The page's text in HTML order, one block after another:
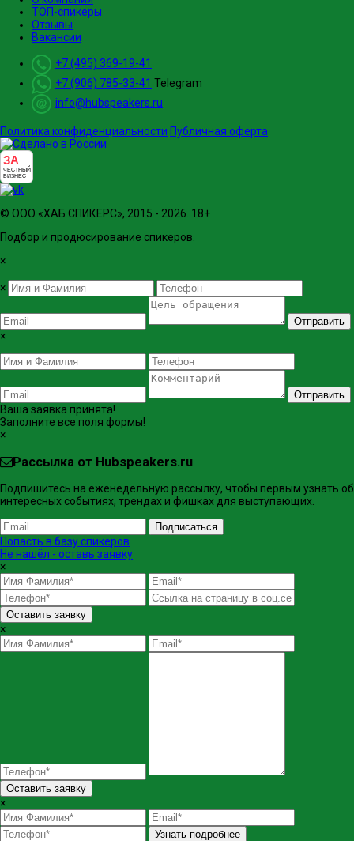
ТОП-спикеры
Отзывы
Вакансии
+7 (495) 369-19-41
+7 (906) 785-33-41 Telegram
info@hubspeakers.ru
Политика конфиденциальности Публичная оферта
ЗА
ЧЕСТНЫЙ
БИЗНЕС
© ООО «ХАБ СПИКЕРС», 2015 - 2026. 18+
Подбор и продюсирование спикеров.
×
×
Отправить
×
Отправить
Ваша заявка принята!
Заполните все поля формы!
×
Рассылка от Hubspeakers.ru
Подпишитесь на еженедельную рассылку, чтобы первым узнать об
интересных событиях, трендах и фишках ​для выступающих.
Подписаться
Попасть в базу спикеров
Не нашёл - оставь заявку
×
Оставить заявку
×
Оставить заявку
×
Узнать подробнее